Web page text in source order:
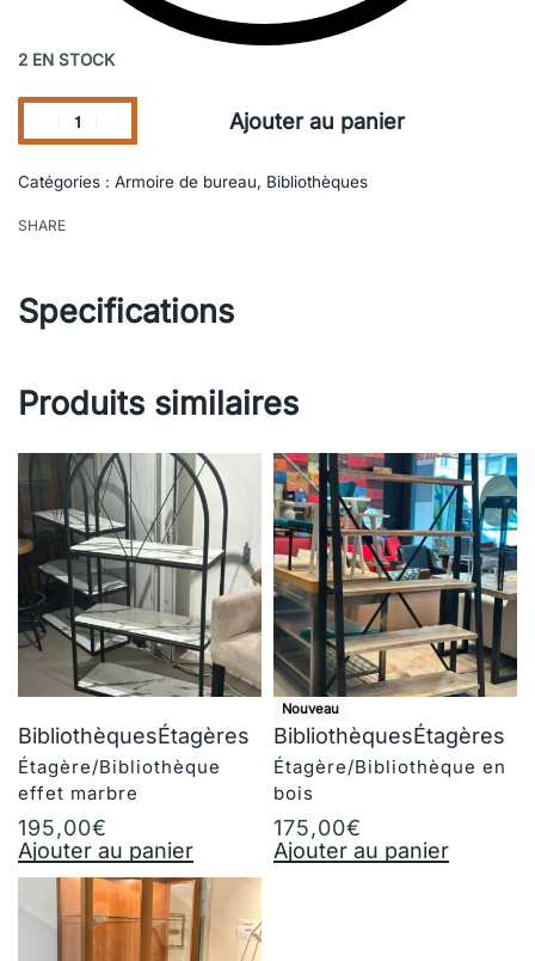
2 EN STOCK
Ajouter au panier
Catégories : Armoire de bureau, Bibliothèques
SHARE
Specifications
Produits similaires
BibliothèquesÉtagères
Étagère/Bibliothèque
effet marbre
195,00€
Ajouter au panier
Nouveau
BibliothèquesÉtagères
Étagère/Bibliothèque en
bois
175,00€
Ajouter au panier